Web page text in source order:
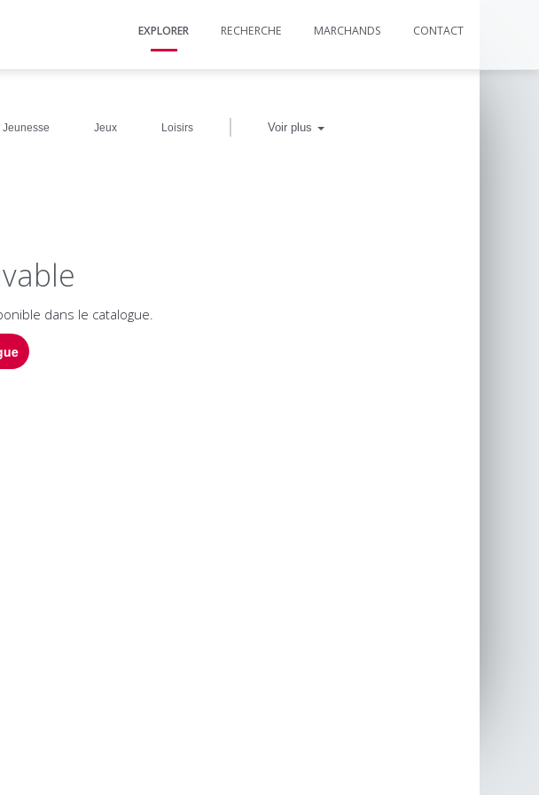
EXPLORER RECHERCHE MARCHANDS CONTACT
Jeunesse Jeux Loisirs | Voir plus
dans le catalogue.